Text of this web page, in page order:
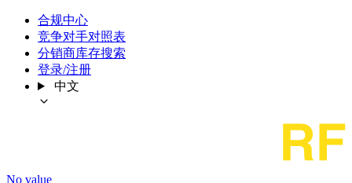
合规中心
竞争对手对照表
分销商库存搜索
登录/注册
中文
No value